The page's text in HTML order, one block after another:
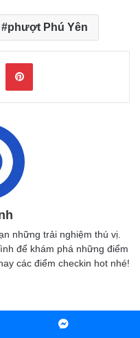
phượt Phú Yên
Twitter Pinterest
những trải nghiệm thú vị.
để khám phá những điểm
các điểm checkin hot nhé!